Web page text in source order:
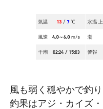
気温 13 / 7 ℃ 水温 上
風速 4.0～6.0 m/s 潮
干潮 02:24 / 15:03 警報
風も弱く穏やかで釣
釣果はアジ・カイズ